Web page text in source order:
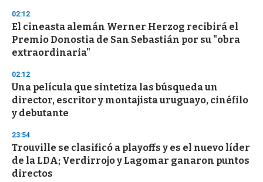
d
s
o
f
3
s
e
c
o
n
d
02:12
El cineasta alemán Werner Herzog recibirá el
Premio Donostia de San Sebastián por su "obra
extraordinaria"
02:12
Una película que sintetiza las búsqueda un
director, escritor y montajista uruguayo, cinéfilo
y debutante
23:54
Trouville se clasificó a playoffs y es el nuevo líder
de la LDA; Verdirrojo y Lagomar ganaron puntos
directos